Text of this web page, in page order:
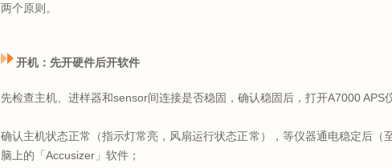
两个原则。
开机：先开硬件后开软件
先检查主机、进样器和sensor间连接是否稳固，确认稳固后，打开A7000 APS
确认主机状态正常（指示灯常亮，风扇运行状态正常），等仪器通电稳定后（
脑上的「Accusizer」软件；